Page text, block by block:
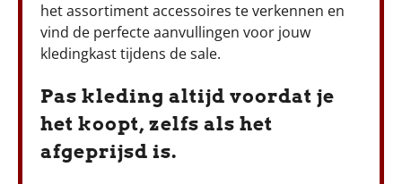
het assortiment accessoires te verkennen en
vind de perfecte aanvullingen voor jouw
kledingkast tijdens de sale.
Pas kleding altijd voordat je
het koopt, zelfs als het
afgeprijsd is.